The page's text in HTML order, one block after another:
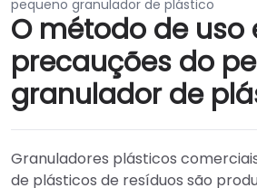
pequeno granulador de plástico
O método de uso
precauções do
granulador de
Granuladores plásticos
de plásticos de resíduos são